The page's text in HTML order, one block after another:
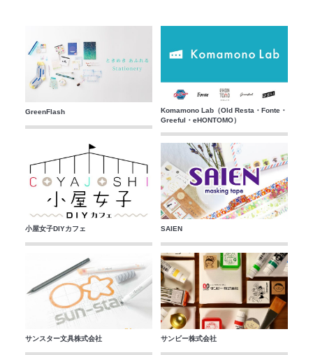
GreenFlash
Komamono Lab（Old Resta・Fonte・
Greeful・eHONTOMO）
小屋女子DIYカフェ SAIEN
サンスター文具株式会社 サンビー株式会社